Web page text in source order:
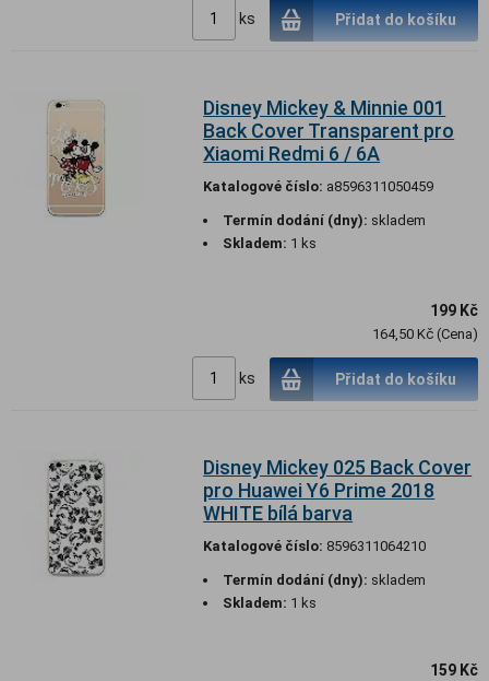
ks Přidat do košíku
Disney Mickey & Minnie 001
Back Cover Transparent pro
Xiaomi Redmi 6 / 6A
Katalogové číslo: a8596311050459
Termín dodání (dny): skladem
Skladem: 1 ks
199 Kč
164,50 Kč (Cena)
ks Přidat do košíku
Disney Mickey 025 Back Cover
pro Huawei Y6 Prime 2018
WHITE bílá barva
Katalogové číslo: 8596311064210
Termín dodání (dny): skladem
Skladem: 1 ks
159 Kč